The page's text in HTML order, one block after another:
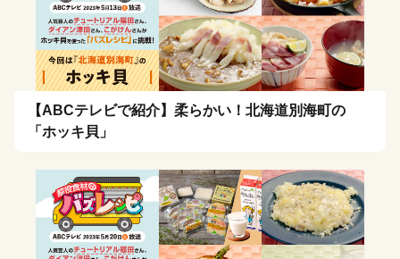
【ABCテレビで紹介】柔らかい！北海道別海町の
「ホッキ貝」